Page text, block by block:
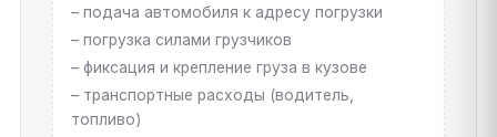
– подача автомобиля к адресу погрузки
– погрузка силами грузчиков
– фиксация и крепление груза в кузове
– транспортные расходы (водитель,
топливо)